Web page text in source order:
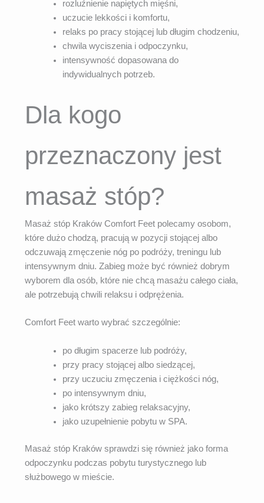
rozluźnienie napiętych mięśni,
uczucie lekkości i komfortu,
relaks po pracy stojącej lub długim chodzeniu,
chwila wyciszenia i odpoczynku,
intensywność dopasowana do
indywidualnych potrzeb.
Dla kogo
przeznaczony jest
masaż stóp?
Masaż stóp Kraków Comfort Feet polecamy osobom,
które dużo chodzą, pracują w pozycji stojącej albo
odczuwają zmęczenie nóg po podróży, treningu lub
intensywnym dniu. Zabieg może być również dobrym
wyborem dla osób, które nie chcą masażu całego ciała,
ale potrzebują chwili relaksu i odprężenia.
Comfort Feet warto wybrać szczególnie:
po długim spacerze lub podróży,
przy pracy stojącej albo siedzącej,
przy uczuciu zmęczenia i ciężkości nóg,
po intensywnym dniu,
jako krótszy zabieg relaksacyjny,
jako uzupełnienie pobytu w SPA.
Masaż stóp Kraków sprawdzi się również jako forma
odpoczynku podczas pobytu turystycznego lub
służbowego w mieście.